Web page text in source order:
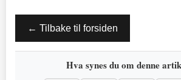
← Tilbake til forsiden
Hva synes du om denne